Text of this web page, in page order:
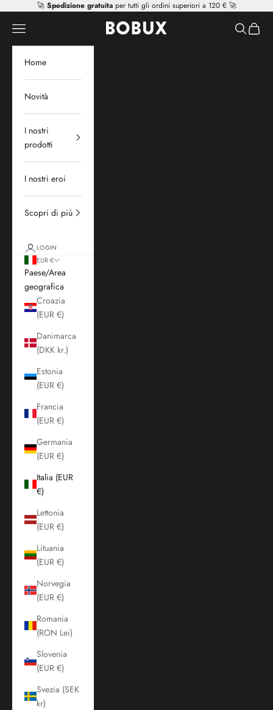
Vai al contenuto
🚀 Spedizione gratuitaper tutti gli ordini superiori a 120 € 🚀
Mr Tiggle - Distributor
Apri il menu di navigazione Mostra il
Home
Novità
I nostri
prodotti
I nostri eroi
Scopri di più
LOGIN
EUR €
Paese/Area
geografica
Croazia
(EUR €)
Danimarca
(DKK kr.)
Estonia
(EUR €)
Francia
(EUR €)
Germania
(EUR €)
Italia (EUR
€)
Lettonia
(EUR €)
Lituania
(EUR €)
Norvegia
(EUR €)
Romania
(RON Lei)
Slovenia
(EUR €)
Svezia (SEK
kr)